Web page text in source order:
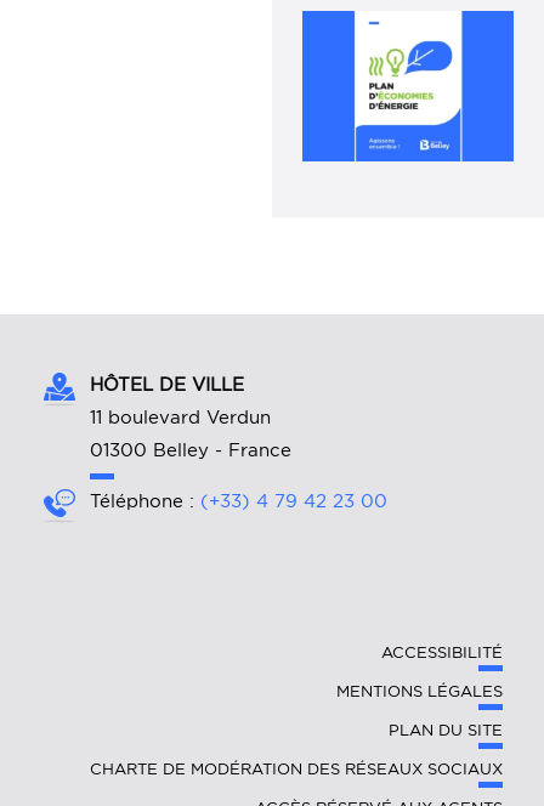
HÔTEL DE VILLE
11 boulevard Verdun
01300 Belley - France
Téléphone : (+33) 4 79 42 23 00
ACCESSIBILITÉ
MENTIONS LÉGALES
PLAN DU SITE
CHARTE DE MODÉRATION DES RÉSEAUX SOCIAUX